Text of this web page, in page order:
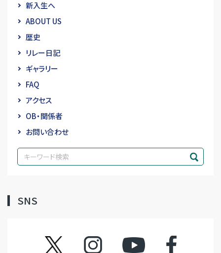
新入生へ
ABOUT US
歴史
リレー日記
ギャラリー
FAQ
アクセス
OB・関係者
お問い合わせ
SNS
ツイッター インスタグラムYouTube フェイスブック